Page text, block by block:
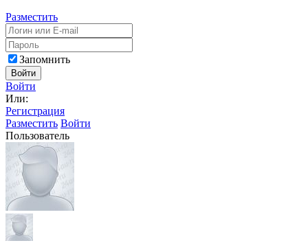
Разместить
Запомнить
Войти
Войти
Или:
Регистрация
Разместить Войти
Пользователь